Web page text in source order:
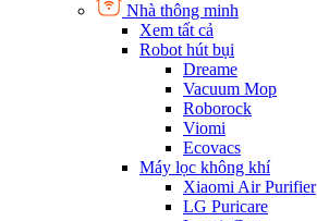
Nhà thông minh
Xem tất cả
Robot hút bụi
Dreame
Vacuum Mop
Roborock
Viomi
Ecovacs
Máy lọc không khí
Xiaomi Air Purifier
LG Puricare